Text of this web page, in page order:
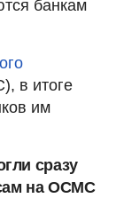
банкам
в итоге
им
сразу
на ОСМС